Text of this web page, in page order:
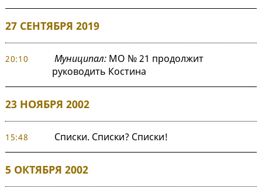
27 СЕНТЯБРЯ 2019
20:10 Муниципал:МО № 21 продолжит
руководить Костина
23 НОЯБРЯ 2002
15:48 Списки. Списки? Списки!
5 ОКТЯБРЯ 2002